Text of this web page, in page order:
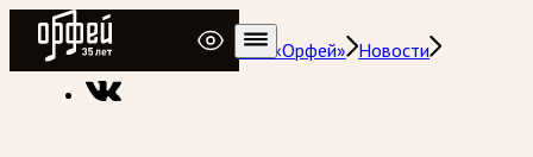
Радио Орфей
Радио классической музыки «Орфей» Новости